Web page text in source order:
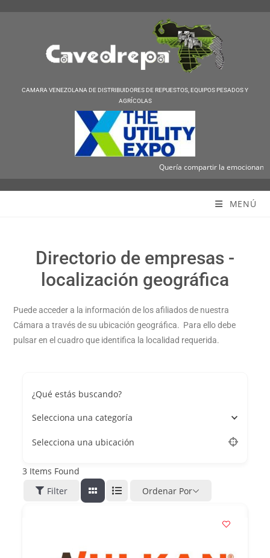
CAMARA VENEZOLANA DE DISTRIBUIDORES DE REPUESTOS, EQUIPOS PESADOS Y
AGRÍCOLAS
Quería compartir la emocionante
MENÚ
Directorio de empresas -
localización geográfica
Puede acceder a la información de los afiliados de nuestra
Cámara a través de su ubicación geográfica. Para ello debe
pulsar en el cuadro que identifica la localidad requerida.
¿Qué estás buscando?
Selecciona una categoría
Selecciona una ubicación
3 Items Found
Filter
Ordenar Por